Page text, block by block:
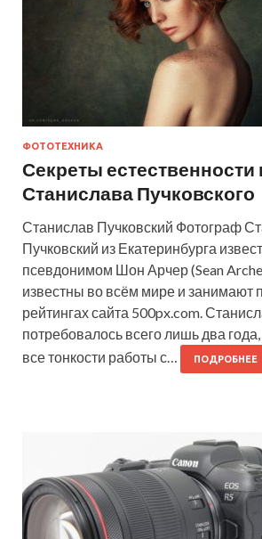
ФОТОТЕХНИКА
Секреты естественности
Станислава Пучковского
Станислав Пучковский Фотограф
Пучковский из Екатеринбурга
псевдонимом Шон Арчер (Sean
известны во всём мире и занимают
рейтингах сайта 500px.com.
потребовалось всего лишь два
все тонкости работы с…
ПОДРОБНЕЕ